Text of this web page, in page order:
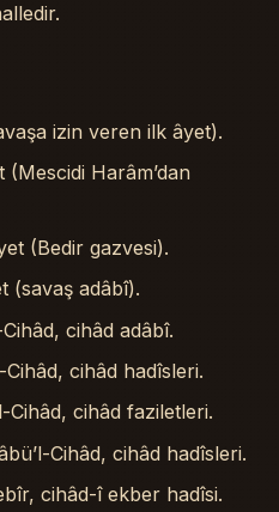
izin veren ilk âyet).
(Mescidi Harâm’dan
(Bedir gazvesi).
(savaş adâbî).
cihâd adâbî.
cihâd hadîsleri.
Cihâd, cihâd faziletleri.
Cihâd, cihâd hadîsleri.
cihâd-î ekber hadîsi.